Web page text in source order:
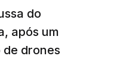
do
após um
de drones